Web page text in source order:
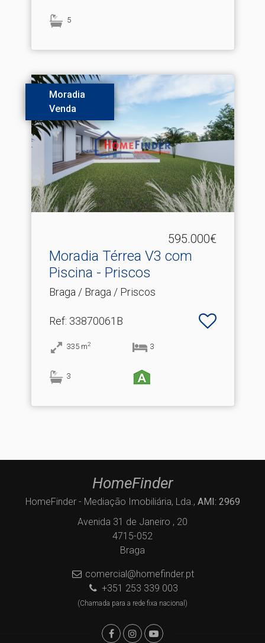
5
Moradia
Venda
595.000€
Moradia Térrea V3 com
Piscina - Priscos
Braga / Braga / Priscos
Ref: 33870061B
335 m2 3
3
HomeFinder
HomeFinder - Mediação Imobiliária, Lda., AMI: 2969
Avenida 31 de Janeiro , 20
4715-052
Braga
comercial@homefinder.pt
+351 253 339 003
(Chamada para a rede fixa nacional)